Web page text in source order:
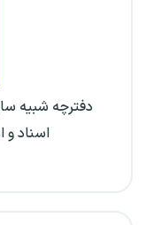
دفترچه شبیه
اسناد